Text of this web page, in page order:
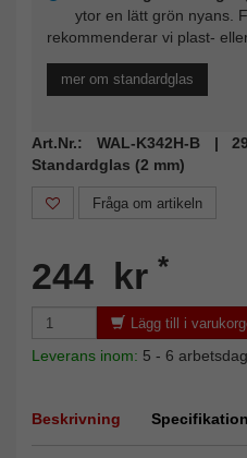
ytor en lätt grön nyans.
rekommenderar vi plast-
mer om standardglas
Art.Nr.: WAL-K342H-B |
Standardglas (2 mm)
Fråga om artikeln
244 kr *
Lägg till i
Leverans inom: 5 - 6
Beskrivning Specifikation